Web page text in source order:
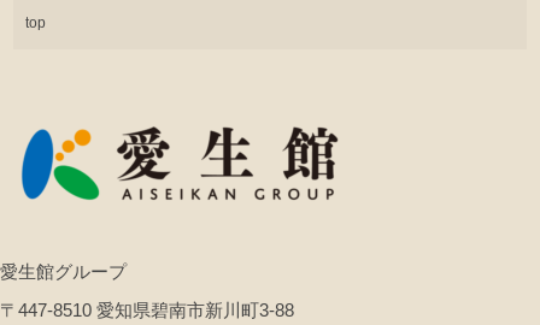
top
愛生館グループ
〒447-8510 愛知県碧南市新川町3-88